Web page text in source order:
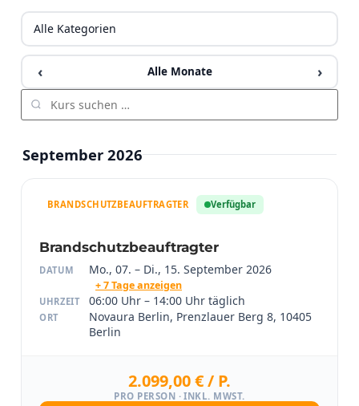
‹ Alle Monate ›
September 2026
BRANDSCHUTZBEAUFTRAGTER Verfügbar
Brandschutzbeauftragter
DATUM Mo., 07. – Di., 15. September 2026
+ 7 Tage anzeigen
UHRZEIT 06:00 Uhr – 14:00 Uhr täglich
ORT
Novaura Berlin, Prenzlauer Berg 8, 10405
Berlin
2.099,00 € / P.
PRO PERSON · INKL. MWST.